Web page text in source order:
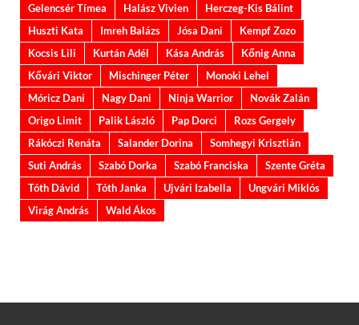
Gelencsér Tímea
Halász Vivien
Herczeg-Kis Bálint
Huszti Kata
Imreh Balázs Jósa Dani
Kempf Zozo
Kocsis Lili
Kurtán Adél Kása András
Kőnig Anna
Kővári Viktor
Mischinger Péter
Monoki Lehel
Móricz Dani
Nagy Dani Ninja Warrior
Novák Zalán
Origo Limit
Palik László Pap Dorci
Rozs Gergely
Rákóczi Renáta
Salander Dorina
Somhegyi Krisztián
Suti András
Szabó Dorka Szabó Franciska
Szente Gréta
Tóth Dávid
Tóth Janka Ujvári Izabella
Ungvári Miklós
Virág András
Wald Ákos